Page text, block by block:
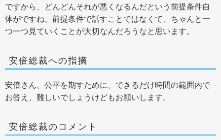
ですから、どんどんそれが悪くなるんだという前提条件自
体がですね、前提条件で話すことではなくて、ちゃんと一
つ一つ見ていくことが大切なんだろうなと思います。
安倍総裁への指摘
安倍さん、公平を期すために、できるだけ時間の範囲内で
お答え、難しいでしょうけどもお願いします。
安倍総裁のコメント